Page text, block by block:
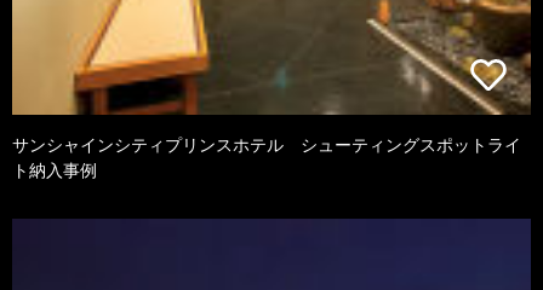
サンシャインシティプリンスホテル シューティングスポットライ
ト納入事例